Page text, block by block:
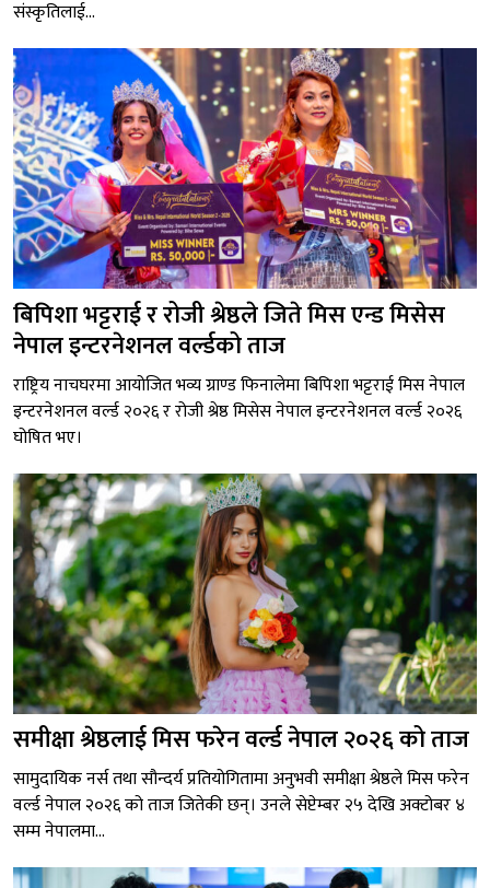
संस्कृतिलाई...
बिपिशा भट्टराई र रोजी श्रेष्ठले जिते मिस एन्ड मिसेस
नेपाल इन्टरनेशनल वर्ल्डको ताज
राष्ट्रिय नाचघरमा आयोजित भव्य ग्राण्ड फिनालेमा बिपिशा भट्टराई मिस नेपाल
इन्टरनेशनल वर्ल्ड २०२६ र रोजी श्रेष्ठ मिसेस नेपाल इन्टरनेशनल वर्ल्ड २०२६
घोषित भए।
समीक्षा श्रेष्ठलाई मिस फरेन वर्ल्ड नेपाल २०२६ को ताज
सामुदायिक नर्स तथा सौन्दर्य प्रतियोगितामा अनुभवी समीक्षा श्रेष्ठले मिस फरेन
वर्ल्ड नेपाल २०२६ को ताज जितेकी छन्। उनले सेप्टेम्बर २५ देखि अक्टोबर ४
सम्म नेपालमा...